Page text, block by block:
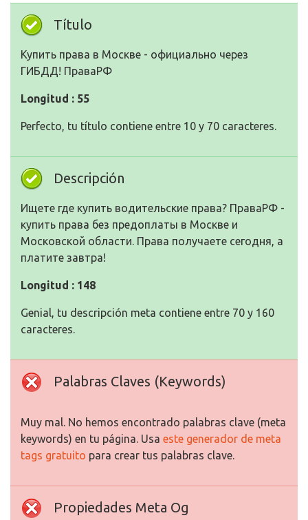
Título
Купить права в Москве - официально через
ГИБДД! ПраваРФ
Longitud : 55
Perfecto, tu título contiene entre 10 y 70 caracteres.
Descripción
Ищете где купить водительские права? ПраваРФ -
купить права без предоплаты в Москве и
Московской области. Права получаете сегодня, а
платите завтра!
Longitud : 148
Genial, tu descripción meta contiene entre 70 y 160
caracteres.
Palabras Claves (Keywords)
Muy mal. No hemos encontrado palabras clave (meta
keywords) en tu página. Usa este generador de meta
tags gratuito para crear tus palabras clave.
Propiedades Meta Og